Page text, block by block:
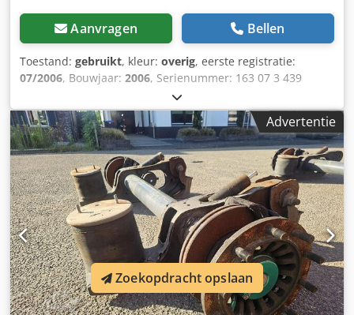
Aanvragen Bellen
Toestand: gebruikt, kleur: overig, eerste registratie:
07/2006, Bouwjaar: 2006, Serienummer: 163 07 3 439
Csdpfszqyk Uex Ak Usha We hebben meer dan 100 assen
op voorraad. Neem contact met ons op als u niet kunt
vinden wat u zoekt.
Advertentie
Zoekopdracht opslaan